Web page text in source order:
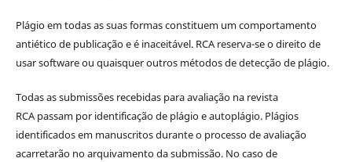
Plágio em todas as suas formas constituem um comportamento
antiético de publicação e é inaceitável. RCA reserva-se o direito de
usar software ou quaisquer outros métodos de detecção de plágio.
Todas as submissões recebidas para avaliação na revista
RCA passam por identificação de plágio e autoplágio. Plágios
identificados em manuscritos durante o processo de avaliação
acarretarão no arquivamento da submissão. No caso de